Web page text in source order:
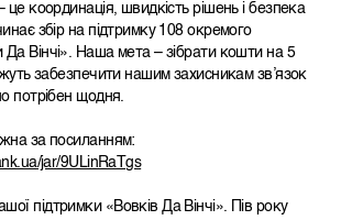
це координація, швидкість рішень і безпека
збір на підтримку 108 окремого
Вінчі». Наша мета – зібрати кошти на 5
забезпечити нашим захисникам зв’язок
потрібен щодня.
за посиланням:
jar/9ULinRaTgs
підтримки «Вовків Да Вінчі». Пів року